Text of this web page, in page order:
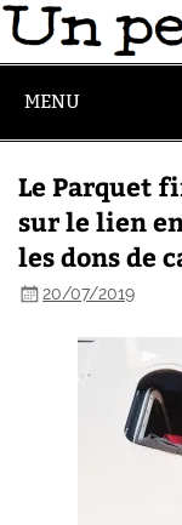
MENU
Le Parquet
sur le lien
les dons de
20/07/2019